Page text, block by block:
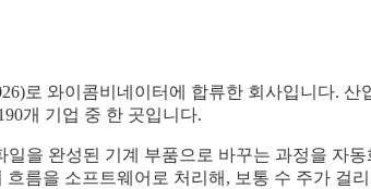
로 와이콤비네이터에 합류한 회사입니다.
개 기업 중 한 곳입니다.
을 완성된 기계 부품으로 바꾸는 과정을 자동
흐름을 소프트웨어로 처리해, 보통 수 주가 걸